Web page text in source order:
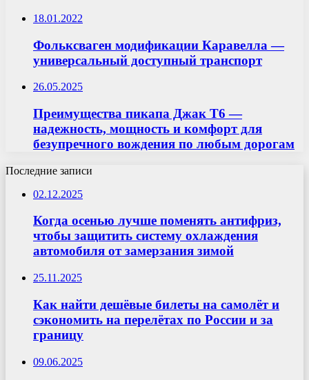
18.01.2022
Фольксваген модификации Каравелла —
универсальный доступный транспорт
26.05.2025
Преимущества пикапа Джак T6 —
надежность, мощность и комфорт для
безупречного вождения по любым дорогам
Последние записи
02.12.2025
Когда осенью лучше поменять антифриз,
чтобы защитить систему охлаждения
автомобиля от замерзания зимой
25.11.2025
Как найти дешёвые билеты на самолёт и
сэкономить на перелётах по России и за
границу
09.06.2025